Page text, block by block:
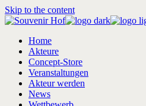
Skip to the content
Home
Akteure
Concept-Store
Veranstaltungen
Akteur werden
News